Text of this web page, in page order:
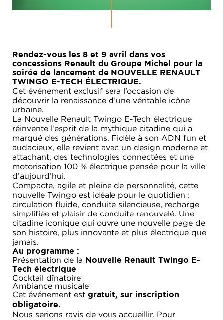
Rendez-vous les 8 et 9 avril dans vos
concessions Renault du Groupe Michel pour la
soirée de lancement de NOUVELLE RENAULT
TWINGO E-TECH ÉLECTRIQUE.
Cet événement exclusif sera l’occasion de
découvrir la renaissance d’une véritable icône
urbaine.
La Nouvelle Renault Twingo E-Tech électrique
réinvente l’esprit de la mythique citadine qui a
marqué des générations. Fidèle à son ADN fun et
audacieux, elle revient avec un design moderne et
attachant, des technologies connectées et une
motorisation 100 % électrique pensée pour la ville
d’aujourd’hui.
Compacte, agile et pleine de personnalité, cette
nouvelle Twingo est idéale pour le quotidien :
circulation fluide, conduite silencieuse, recharge
simplifiée et plaisir de conduite renouvelé. Une
citadine iconique qui ouvre une nouvelle page de
son histoire, plus innovante et plus électrique que
jamais.
Au programme :
Présentation de la Nouvelle Renault Twingo E-
Tech électrique
Cocktail dînatoire
Ambiance musicale
Cet événement est gratuit, sur inscription
obligatoire.
Nous serions ravis de vous accueillir. Pour